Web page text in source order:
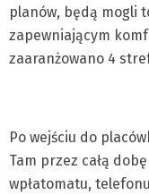
planów, będą mogli
zapewniającym
zaaranżowano 4
Po wejściu do
Tam przez całą
wpłatomatu,